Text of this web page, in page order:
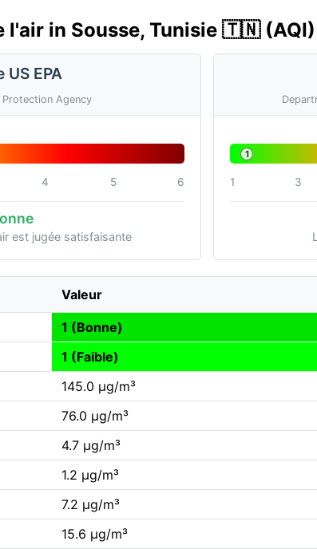
l'air in Sousse, Tunisie 🇹🇳 (AQI)
US EPA
Protection Agency
4 5 6
est jugée satisfaisante
1
1 3
Valeur
1 (Bonne)
1 (Faible)
145.0 µg/m³
76.0 µg/m³
4.7 µg/m³
1.2 µg/m³
7.2 µg/m³
15.6 µg/m³